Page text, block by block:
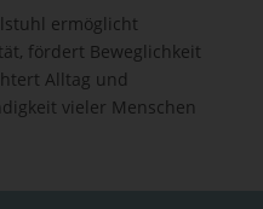
ermöglicht
fördert Beweglichkeit
Alltag und
vieler Menschen